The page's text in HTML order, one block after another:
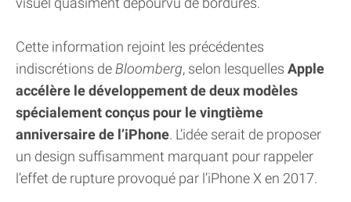
Cette information rejoint les précédentes
indiscrétions de Bloomberg, selon lesquelles Apple
accélère le développement de deux modèles
spécialement conçus pour le vingtième
anniversaire de l’iPhone. L’idée serait de proposer
un design suffisamment marquant pour rappeler
l’effet de rupture provoqué par l’iPhone X en 2017.